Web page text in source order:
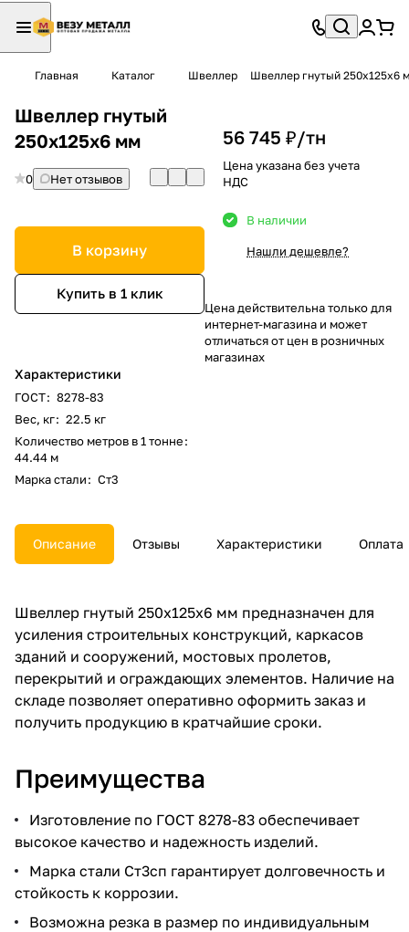
Главная Каталог Швеллер Швеллер гнутый 250х125х6
Швеллер гнутый
250х125х6 мм
0 Нет отзывов
В корзину
Купить в 1 клик
Характеристики
ГОСТ: 8278-83
Вес, кг: 22.5 кг
Количество метров в 1 тонне:
44.44 м
Марка стали: Ст3
56 745 ₽/тн
Цена указана без учета
НДС
В наличии
Нашли дешевле?
Цена действительна только для
интернет-магазина и может
отличаться от цен в розничных
магазинах
Описание Отзывы Характеристики Оплата
Швеллер гнутый 250х125х6 мм предназначен для
усиления строительных конструкций, каркасов
зданий и сооружений, мостовых пролетов,
перекрытий и ограждающих элементов. Наличие на
складе позволяет оперативно оформить заказ и
получить продукцию в кратчайшие сроки.
Преимущества
Изготовление по ГОСТ 8278-83 обеспечивает
высокое качество и надежность изделий.
Марка стали Ст3сп гарантирует долговечность и
стойкость к коррозии.
Возможна резка в размер по индивидуальным